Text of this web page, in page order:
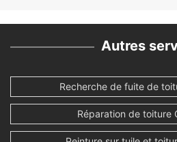
Autres
Recherche de fuite de
Réparation de toiture